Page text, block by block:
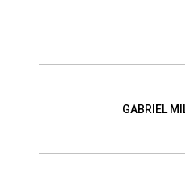
GABRIEL